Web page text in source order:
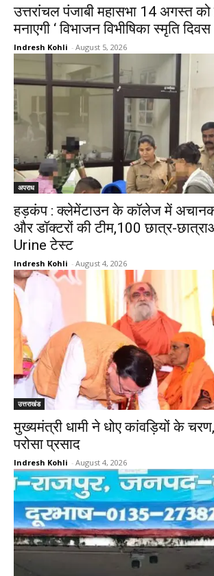
उत्तरांचल पंजाबी महासभा 14 अगस्त को
मनाएगी ‘ विभाजन विभीषिका स्मृति दिवस
Indresh Kohli - August 5, 2026
अपराध
हड़कंप : क्लेमेंटाउन के कॉलेज में
और डॉक्टरों की टीम,100 छात्र-
Urine टेस्ट
Indresh Kohli - August 4, 2026
उत्तराखंड
मुख्यमंत्री धामी ने धोए कांवड़ियों के
परोसा प्रसाद
Indresh Kohli - August 4, 2026